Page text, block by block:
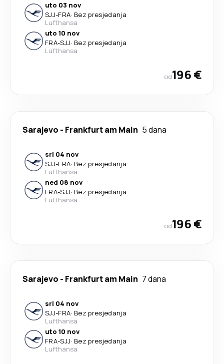
uto 03 nov
SJJ-FRA· Bez presjedanja
Lufthansa
uto 10 nov
FRA-SJJ· Bez presjedanja
Lufthansa
od196 €
Sarajevo - Frankfurt am Main 5 dana
sri 04 nov
SJJ-FRA· Bez presjedanja
Lufthansa
ned 08 nov
FRA-SJJ· Bez presjedanja
Lufthansa
od196 €
Sarajevo - Frankfurt am Main 7 dana
sri 04 nov
SJJ-FRA· Bez presjedanja
Lufthansa
uto 10 nov
FRA-SJJ· Bez presjedanja
Lufthansa